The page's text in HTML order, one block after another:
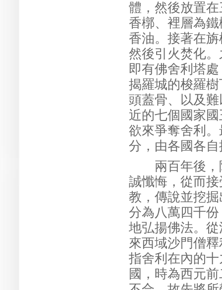
體，然後放置
香槨、裡層為
香油。接著在
然後引火焚化
即有佛舍利塔
揭羅城的梭羅
頭蓋骨、以及
近的七個國家
欲來爭奪舍利
分，由各國各
兩百年後，
誠懺悔，從而
教，傳說並挖
分為八萬四千
地弘揚佛法。
來西域沙門僧
指舍利在內的
國，時為西元